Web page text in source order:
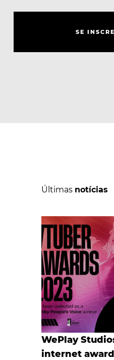
SE I NSCRE
Últimas notícias
WePlay
internet